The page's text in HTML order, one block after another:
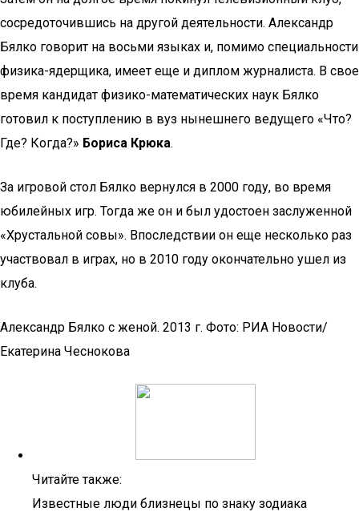
сосредоточившись на другой деятельности. Александр
Бялко говорит на восьми языках и, помимо специальности
физика-ядерщика, имеет еще и диплом журналиста. В свое
время кандидат физико-математических наук Бялко
готовил к поступлению в вуз нынешнего ведущего «Что?
Где? Когда?» Бориса Крюка.
За игровой стол Бялко вернулся в 2000 году, во время
юбилейных игр. Тогда же он и был удостоен заслуженной
«Хрустальной совы». Впоследствии он еще несколько раз
участвовал в играх, но в 2010 году окончательно ушел из
клуба.
Александр Бялко с женой. 2013 г. Фото: РИА Новости/
Екатерина Чеснокова
Читайте также:
Известные люди близнецы по знаку зодиака